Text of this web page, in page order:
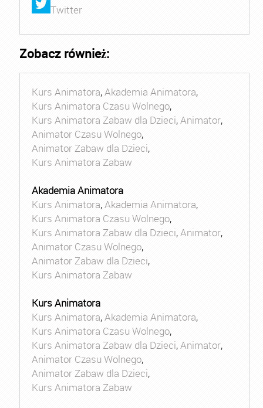
Twitter
Zobacz również:
Kurs Animatora,Akademia Animatora,
Kurs Animatora Czasu Wolnego,
Kurs Animatora Zabaw dla Dzieci,Animator,
Animator Czasu Wolnego,
Animator Zabaw dla Dzieci,
Kurs Animatora Zabaw
Akademia Animatora
Kurs Animatora,Akademia Animatora,
Kurs Animatora Czasu Wolnego,
Kurs Animatora Zabaw dla Dzieci,Animator,
Animator Czasu Wolnego,
Animator Zabaw dla Dzieci,
Kurs Animatora Zabaw
Kurs Animatora
Kurs Animatora,Akademia Animatora,
Kurs Animatora Czasu Wolnego,
Kurs Animatora Zabaw dla Dzieci,Animator,
Animator Czasu Wolnego,
Animator Zabaw dla Dzieci,
Kurs Animatora Zabaw